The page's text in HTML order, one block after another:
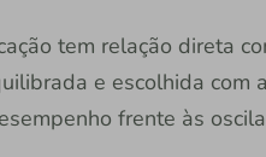
tem relação direta
e escolhida com
frente às